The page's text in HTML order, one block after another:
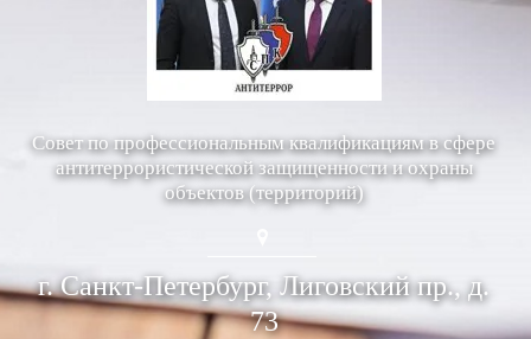
Совет по профессиональным квалификациямв сфере
антитеррористической защищенностии охраны
объектов (территорий)
г. Санкт-Петербург, Лиговский пр., д.
73